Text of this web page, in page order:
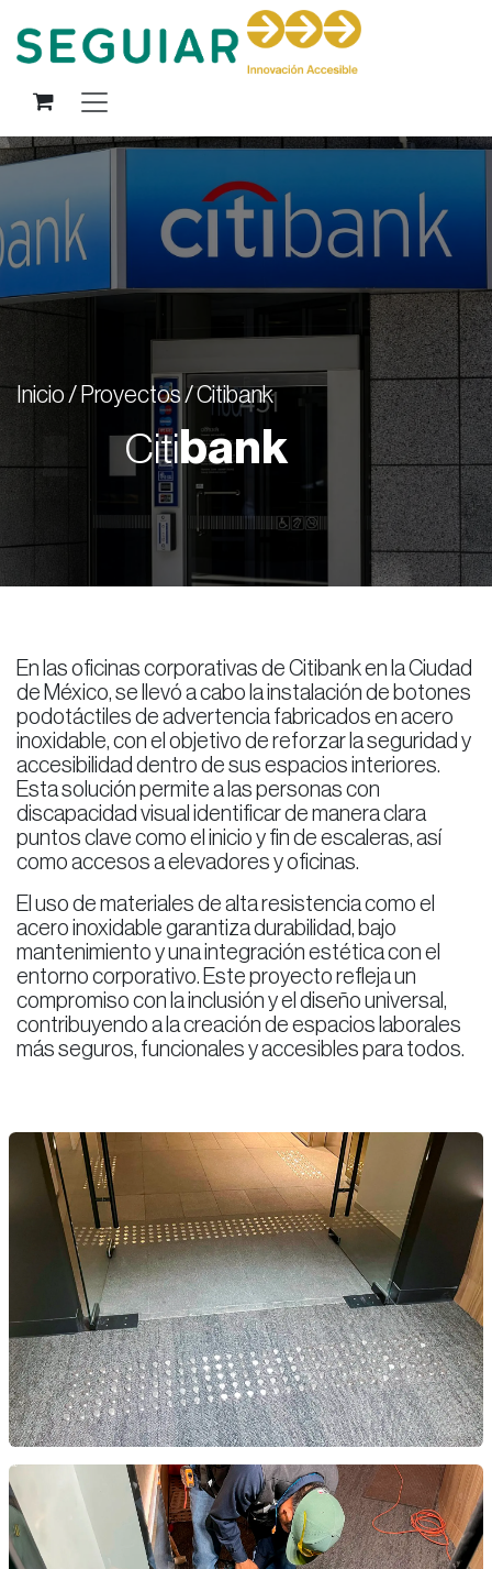
Inicio / Proyectos / Citibank
Citi bank
En las oficinas corporativas de Citibank en la Ciudad
de México, se llevó a cabo la instalación de botones
podotáctiles de advertencia fabricados en acero
inoxidable, con el objetivo de reforzar la seguridad y
accesibilidad dentro de sus espacios interiores.
Esta solución permite a las personas con
discapacidad visual identificar de manera clara
puntos clave como el inicio y fin de escaleras, así
como accesos a elevadores y oficinas.
El uso de materiales de alta resistencia como el
acero inoxidable garantiza durabilidad, bajo
mantenimiento y una integración estética con el
entorno corporativo. Este proyecto refleja un
compromiso con la inclusión y el diseño universal,
contribuyendo a la creación de espacios laborales
más seguros, funcionales y accesibles para todos.